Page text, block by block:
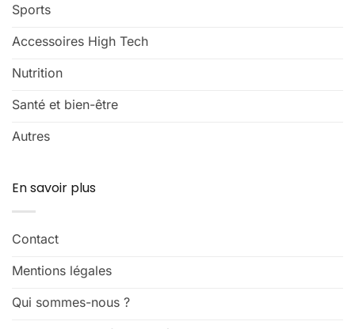
Sports
Accessoires High Tech
Nutrition
Santé et bien-être
Autres
En savoir plus
Contact
Mentions légales
Qui sommes-nous ?